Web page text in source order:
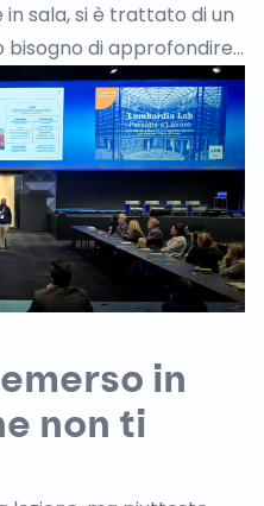
in sala, si è trattato di un
di approfondire…
in
non ti